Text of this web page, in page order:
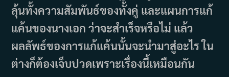
ลุ้นทั้งความสัมพันธ์ของทั้งคู่ และแผนการแก้
แค้นของนางเอก ว่าจะสำเร็จหรือไม่ แล้ว
ผลลัพธ์ของการแก้แค้นนั้นจะนำมาสู่อะไร ใน
ต่างก็ต้องเจ็บปวดเพราะเรื่องนี้เหมือนกัน